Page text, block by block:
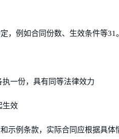
，例如合同份数、生效条件等31。
一份，具有同等法律效力
生效
示例条款，实际合同应根据具